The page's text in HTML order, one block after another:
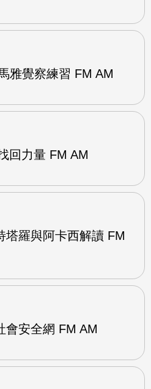
雅覺察練習 FM AM
回力量 FM AM
塔羅與阿卡西解讀 FM
會安全網 FM AM